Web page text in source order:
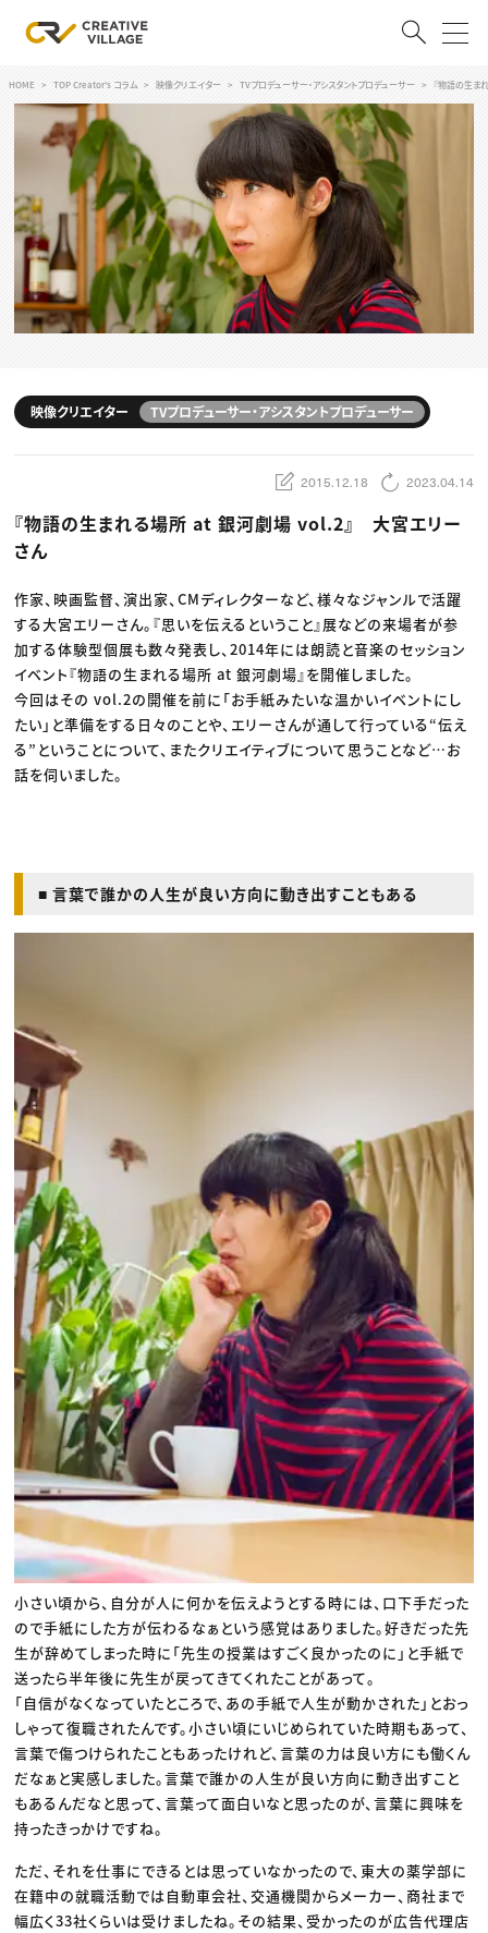
ログイン 会員登録
RECRUIT
クリエイター求人を探す
CREATIVE JOB求人検索
特集求人
採用説明会
スキルアップしたい！
デザイン
編集・ライティング
マーケティング
ディレクション
業界解説・キャリア事情
TOP Creator’s コラム
Webクリエイター
アプリクリエイター
ゲームクリエイター
映像クリエイター
クリエイターインタビュー
C＆R Magazine
セミナー
ニュース・トレンド トップ
Web
映像
ゲーム・エンタメ
広告
出版
CREATIVE VILLAGEからのお知らせ
HOME TOP Creator's コラム 映像クリエイター TVプロデューサー・アシスタントプロデューサー 『物語の生ま
映像クリエイター TVプロデューサー・アシスタントプロデューサー
2015.12.18 2023.04.14
『物語の生まれる場所 at 銀河劇場 vol.2』 大宮エリー
さん
作家、映画監督、演出家、CMディレクターなど、様々なジャンルで活躍
する大宮エリーさん。『思いを伝えるということ』展などの来場者が参
加する体験型個展も数々発表し、2014年には朗読と音楽のセッション
イベント『物語の生まれる場所 at 銀河劇場』を開催しました。
今回はその vol.2の開催を前に「お手紙みたいな温かいイベントにし
たい」と準備をする日々のことや、エリーさんが通して行っている“伝え
る”ということについて、またクリエイティブについて思うことなど…お
話を伺いました。
■ 言葉で誰かの人生が良い方向に動き出すこともある
小さい頃から、自分が人に何かを伝えようとする時には、口下手だった
ので手紙にした方が伝わるなぁという感覚はありました。好きだった先
生が辞めてしまった時に「先生の授業はすごく良かったのに」と手紙で
送ったら半年後に先生が戻ってきてくれたことがあって。
「自信がなくなっていたところで、あの手紙で人生が動かされた」とおっ
しゃって復職されたんです。小さい頃にいじめられていた時期もあって、
言葉で傷つけられたこともあったけれど、言葉の力は良い方にも働くん
だなぁと実感しました。言葉で誰かの人生が良い方向に動き出すこと
もあるんだなと思って、言葉って面白いなと思ったのが、言葉に興味を
持ったきっかけですね。
ただ、それを仕事にできるとは思っていなかったので、東大の薬学部に
在籍中の就職活動では自動車会社、交通機関からメーカー、商社まで
幅広く33社くらいは受けましたね。その結果、受かったのが広告代理店